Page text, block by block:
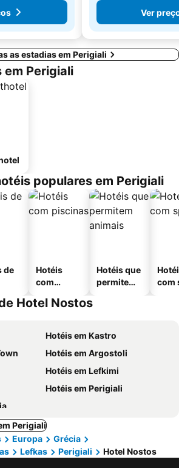
Ver
as estadias em Perigiali
em Perigiali
populares em Perigiali
de
Hotéis
com
Hotéis que
permitem
com
Hotel Nostos
Hotéis em Kastro
Hotéis em Argostoli
Hotéis em Lefkimi
Hotéis em Perigiali
Perigiali
Europa
Grécia
Lefkas Perigiali Hotel Nostos